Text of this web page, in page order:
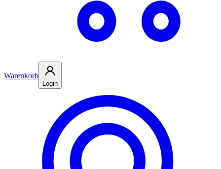
Warenkorb
Login